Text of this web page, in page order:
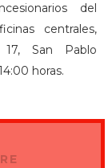
del
centrales,
San Pablo
horas.